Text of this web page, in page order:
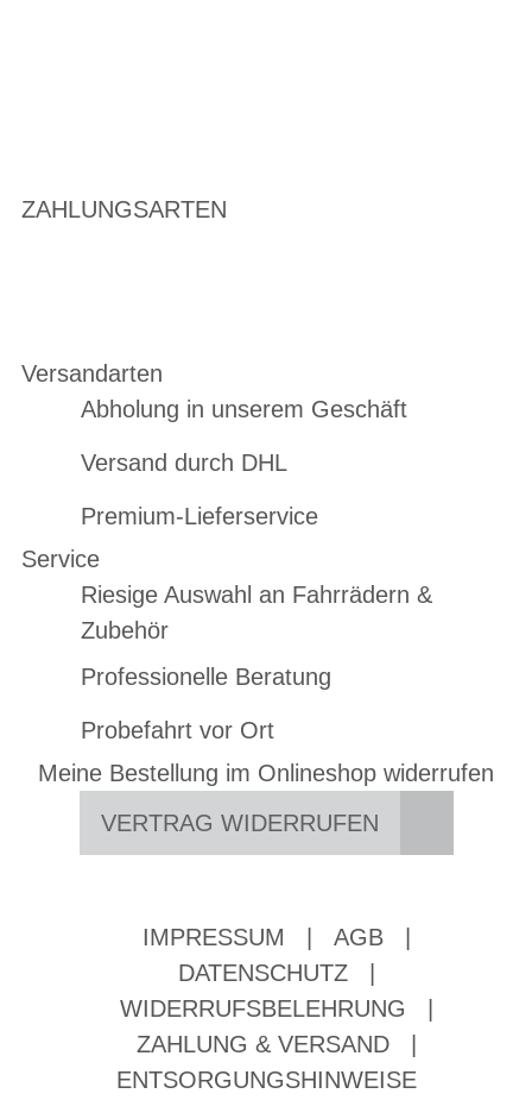
ZAHLUNGSARTEN
Versandarten
Abholung in unserem Geschäft
Versand durch DHL
Premium-Lieferservice
Service
Riesige Auswahl an Fahrrädern &
Zubehör
Professionelle Beratung
Probefahrt vor Ort
Meine Bestellung im Onlineshop widerrufen
VERTRAG WIDERRUFEN
IMPRESSUM AGB
DATENSCHUTZ
WIDERRUFSBELEHRUNG
ZAHLUNG & VERSAND
ENTSORGUNGSHINWEISE